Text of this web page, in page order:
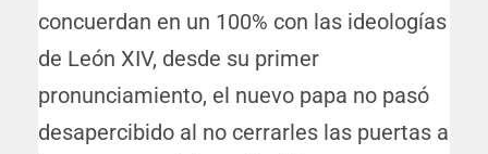
concuerdan en un 100% con las ideologías
de León XIV, desde su primer
pronunciamiento, el nuevo papa no pasó
desapercibido al no cerrarles las puertas a